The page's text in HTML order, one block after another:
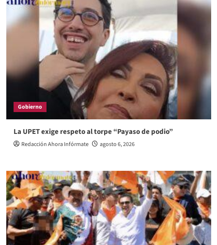
Gobierno
La UPET exige respeto al torpe “Payaso de podio”
Redacción Ahora Infórmate agosto 6, 2026